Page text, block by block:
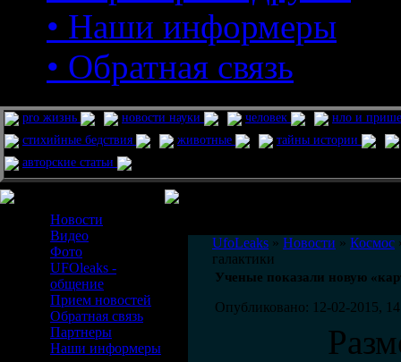
• Наши информеры
• Обратная связь
pro жизнь новости науки человек
нло и
стихийные бедствия
животные
тайны истории
авторские статьи
Новости
Видео
Фото
UFOleaks -
общение
Прием новостей
Обратная связь
Партнеры
Наши информеры
UfoLeaks » Новости » Космос
галактики
Ученые показали новую
Опубликовано: 12-02-2015,